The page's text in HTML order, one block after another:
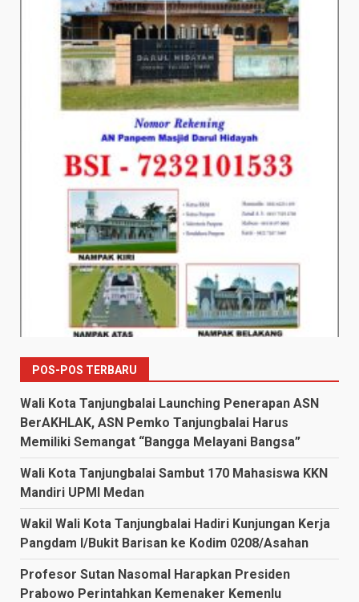
POS-POS TERBARU
Wali Kota Tanjungbalai Launching Penerapan ASN
BerAKHLAK, ASN Pemko Tanjungbalai Harus
Memiliki Semangat “Bangga Melayani Bangsa”
Wali Kota Tanjungbalai Sambut 170 Mahasiswa KKN
Mandiri UPMI Medan
Wakil Wali Kota Tanjungbalai Hadiri Kunjungan Kerja
Pangdam I/Bukit Barisan ke Kodim 0208/Asahan
Profesor Sutan Nasomal Harapkan Presiden
Prabowo Perintahkan Kemenaker Kemenlu